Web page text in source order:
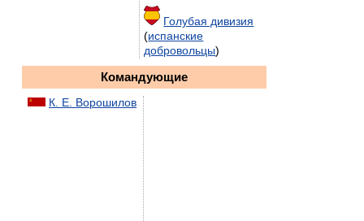
Голубая дивизия
(испанские
добровольцы)
Командующие
К. Е. Ворошилов